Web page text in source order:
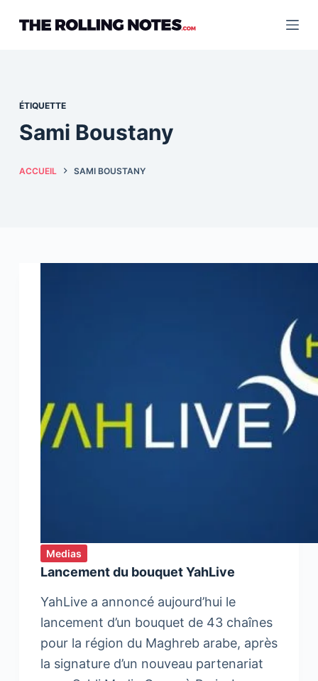
ÉTIQUETTE
Sami Boustany
ACCUEIL SAMI BOUSTANY
Medias
Lancement du bouquet YahLive
YahLive a annoncé aujourd’hui le
lancement d’un bouquet de 43 chaînes
pour la région du Maghreb arabe, après
la signature d’un nouveau partenariat